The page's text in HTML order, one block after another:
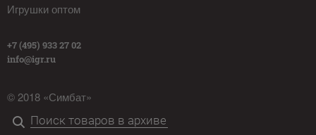
Игрушки оптом
+7 (495) 933 27 02
info@igr.ru
© 2018 «Симбат»